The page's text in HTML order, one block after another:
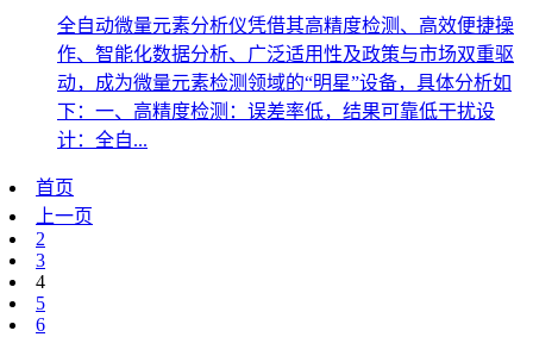
全自动微量元素分析仪凭借其高精度检测、高效便捷操
作、智能化数据分析、广泛适用性及政策与市场双重驱
动，成为微量元素检测领域的“明星”设备，具体分析如
下：一、高精度检测：误差率低，结果可靠低干扰设
计：全自...
首页
上一页
2
3
4
5
6